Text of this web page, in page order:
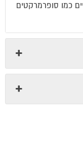
כמו סופרמרקטים